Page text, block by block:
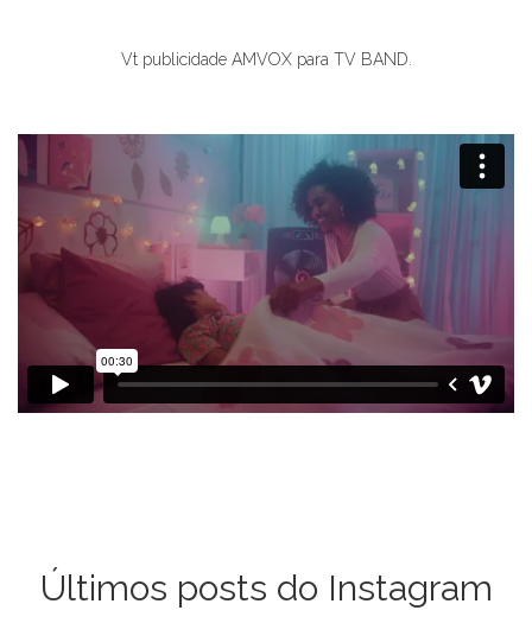
Vt publicidade AMVOX para TV BAND.
Últimos posts do Instagram